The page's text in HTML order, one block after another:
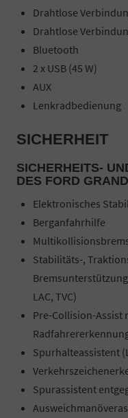
Drahtlose
Drahtlose
Bluetooth
2 x USB (45 W)
AUX
Lenkradbedienung
SICHERHEIT
SICHERHEITS-
DES FORD
Elektronisches
Berganfahrhilfe
Stabilitäts-,
LAC, TVC)
Pre-Collision-Assist
Spurhalteassistent
Spurassistent